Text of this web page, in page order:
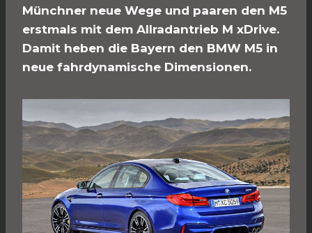
Münchner neue Wege und paaren den M5
erstmals mit dem Allradantrieb M xDrive.
Damit heben die Bayern den BMW M5 in
neue fahrdynamische Dimensionen.